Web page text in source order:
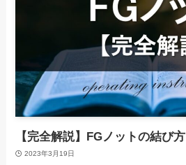
【完全解説】FGノットの結び方
2023年3月19日